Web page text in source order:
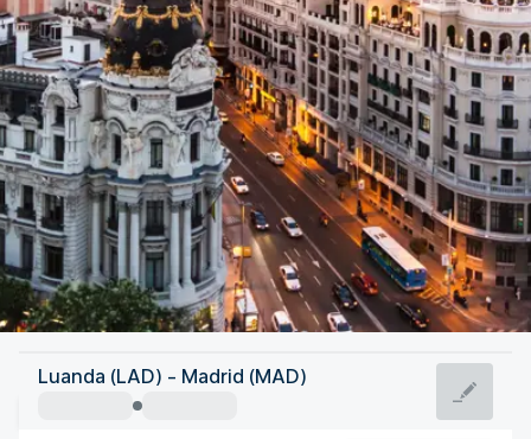
Spain
Madrid
Luanda (LAD) - Madrid (MAD)